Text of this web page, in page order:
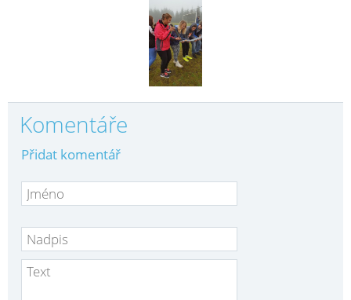
Komentáře
Přidat komentář